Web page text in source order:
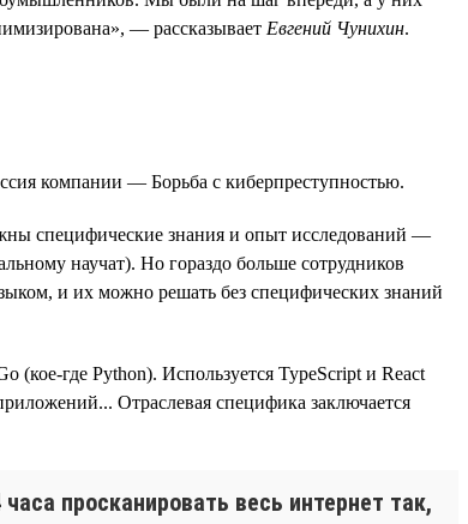
— рассказывает Евгений Чунихин.
компании — Борьба с киберпреступностью.
специфические знания и опыт исследований —
научат). Но гораздо больше сотрудников
и их можно решать без специфических знаний
где Python). Используется TypeScript и React
Отраслевая специфика заключается
просканировать весь интернет так,